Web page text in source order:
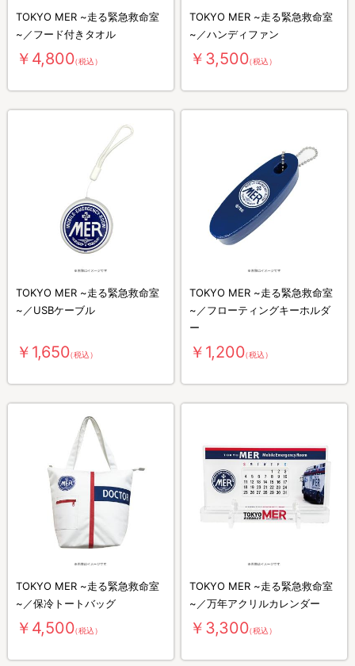
TOKYO MER ~走る緊急救命室
~／フード付きタオル
￥4,800（税込）
TOKYO MER ~走る緊急救命室
~／ハンディファン
￥3,500（税込）
TOKYO MER ~走る緊急救命室
~／USBケーブル
￥1,650（税込）
TOKYO MER ~走る緊急救命室
~／フローティングキーホルダ
ー
￥1,200（税込）
TOKYO MER ~走る緊急救命室
~／保冷トートバッグ
￥4,500（税込）
TOKYO MER ~走る緊急救命室
~／万年アクリルカレンダー
￥3,300（税込）